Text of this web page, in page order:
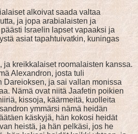
alkoivat saada valtaa
ja jopa arabialaisten ja
Israelin lapset vapaaksi ja
asiat tapahtuivatkin, kuningas
kreikkalaiset roomalaisten kanssa.
Alexandron, josta tuli
Dareioksen, ja sai vallan monissa
Nämä ovat niitä Jaafetin poikien
kissoja, käärmeitä, kuolleita
ymmärsi nämä heidän
käskyjä, hän kokosi heidät
heistä, ja hän pelkäsi, jos he